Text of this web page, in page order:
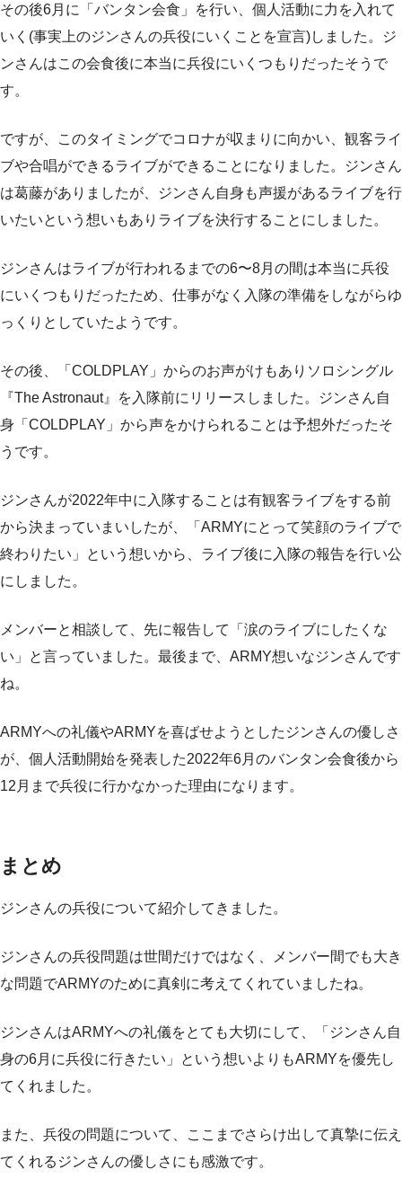
その後6月に「バンタン会食」を行い、個人活動に力を入れて
いく(事実上のジンさんの兵役にいくことを宣言)しました。ジ
ンさんはこの会食後に本当に兵役にいくつもりだったそうで
す。
ですが、このタイミングでコロナが収まりに向かい、観客ライ
ブや合唱ができるライブができることになりました。ジンさん
は葛藤がありましたが、ジンさん自身も声援があるライブを行
いたいという想いもありライブを決行することにしました。
ジンさんはライブが行われるまでの6〜8月の間は本当に兵役
にいくつもりだったため、仕事がなく入隊の準備をしながらゆ
っくりとしていたようです。
その後、「COLDPLAY」からのお声がけもありソロシングル
『The Astronaut』を入隊前にリリースしました。ジンさん自
身「COLDPLAY」から声をかけられることは予想外だったそ
うです。
ジンさんが2022年中に入隊することは有観客ライブをする前
から決まっていまいしたが、「ARMYにとって笑顔のライブで
終わりたい」という想いから、ライブ後に入隊の報告を行い公
にしました。
メンバーと相談して、先に報告して「涙のライブにしたくな
い」と言っていました。最後まで、ARMY想いなジンさんです
ね。
ARMYへの礼儀やARMYを喜ばせようとしたジンさんの優しさ
が、個人活動開始を発表した2022年6月のバンタン会食後から
12月まで兵役に行かなかった理由になります。
まとめ
ジンさんの兵役について紹介してきました。
ジンさんの兵役問題は世間だけではなく、メンバー間でも大き
な問題でARMYのために真剣に考えてくれていましたね。
ジンさんはARMYへの礼儀をとても大切にして、「ジンさん自
身の6月に兵役に行きたい」という想いよりもARMYを優先し
てくれました。
また、兵役の問題について、ここまでさらけ出して真摯に伝え
てくれるジンさんの優しさにも感激です。